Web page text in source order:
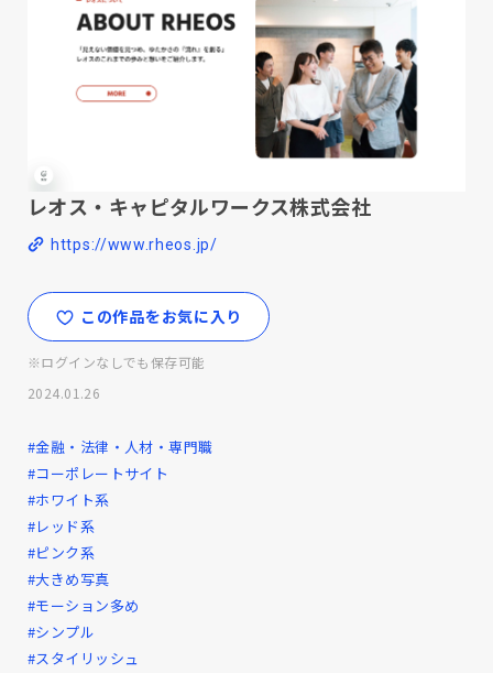
レオス・キャピタルワークス株式会社
https://www.rheos.jp/
この作品をお気に入り
※ログインなしでも保存可能
2024.01.26
#金融・法律・人材・専門職
#コーポレートサイト
#ホワイト系
#レッド系
#ピンク系
#大きめ写真
#モーション多め
#シンプル
#スタイリッシュ